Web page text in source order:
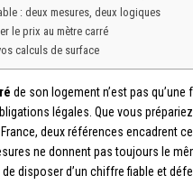
: deux mesures, deux logiques
le prix au mètre carré
calculs de surface
de son logement n’est pas
légales. Que vous
deux références encadrent
ne donnent pas toujours le
disposer d’un chiffre fiable et